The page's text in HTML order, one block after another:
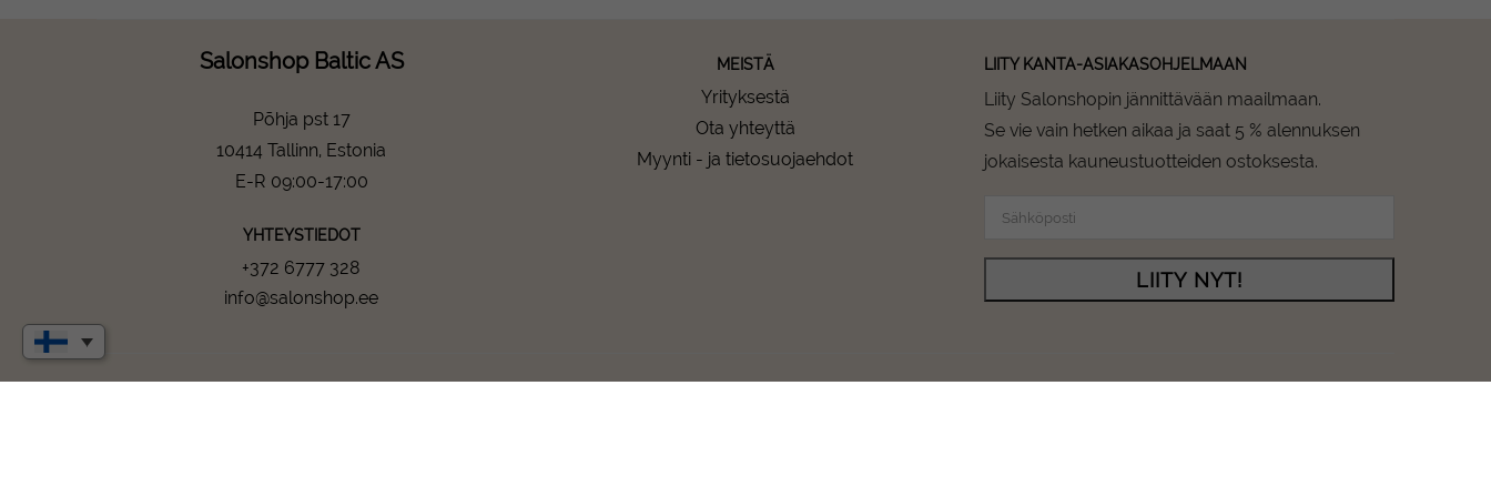
Salonshop Baltic AS
Põhja pst 17
10414 Tallinn, Estonia
E-R 09:00-17:00
YHTEYSTIEDOT
+372 6777 328
info@salonshop.ee
MEISTÄ
Yrityksestä
Ota yhteyttä
Myynti - ja tietosuojaehdot
LIITY KANTA-ASIAKASOHJELMAAN
Liity Salonshopin jännittävään maailmaan.
Se vie vain hetken aikaa ja saat 5 % alennuksen
jokaisesta kauneustuotteiden ostoksesta.
LIITY NYT!